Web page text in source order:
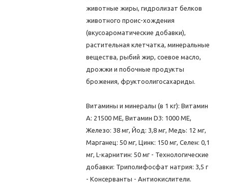
животные жиры, гидролизат белков
животного проис-хождения
(вкусоароматические добавки),
растительная клетчатка, минеральные
вещества, рыбий жир, соевое масло,
дрожжи и побочные продукты
брожения, фруктоолигосахариды.
Витамины и минералы (в 1 кг): Витамин
A: 21500 ME, Витамин D3: 1000 ME,
Железо: 38 мг, Йод: 3,8 мг, Медь: 12 мг,
Марганец: 50 мг, Цинк: 150 мг, Ceлeн: 0,1
мг, L-карнитин: 50 мг - Технологические
добавки: Триполифосфат натрия: 3,5 г
- Консерванты - Антиокислители.